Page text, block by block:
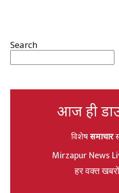
Search
आज ही
विशेषसमाचार
Mirzapur News
हर वक्त